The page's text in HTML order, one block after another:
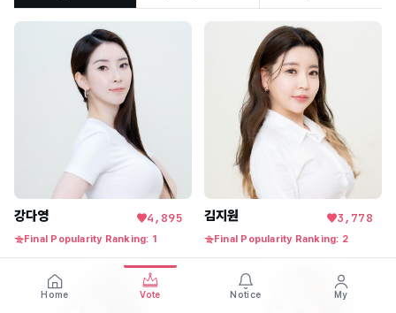
강다영 4,895
Final Popularity Ranking: 1
김지원 3,778
Final Popularity Ranking: 2
Home Vote Notice My